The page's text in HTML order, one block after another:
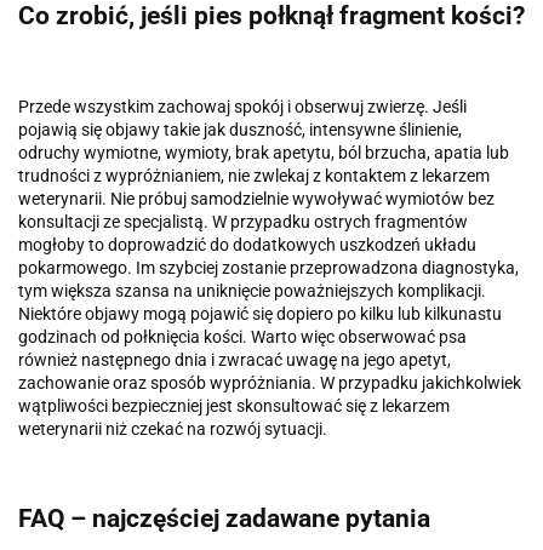
Co zrobić, jeśli pies połknął fragment kości?
Przede wszystkim zachowaj spokój i obserwuj zwierzę. Jeśli
pojawią się objawy takie jak duszność, intensywne ślinienie,
odruchy wymiotne, wymioty, brak apetytu, ból brzucha, apatia lub
trudności z wypróżnianiem, nie zwlekaj z kontaktem z lekarzem
weterynarii. Nie próbuj samodzielnie wywoływać wymiotów bez
konsultacji ze specjalistą. W przypadku ostrych fragmentów
mogłoby to doprowadzić do dodatkowych uszkodzeń układu
pokarmowego. Im szybciej zostanie przeprowadzona diagnostyka,
tym większa szansa na uniknięcie poważniejszych komplikacji.
Niektóre objawy mogą pojawić się dopiero po kilku lub kilkunastu
godzinach od połknięcia kości. Warto więc obserwować psa
również następnego dnia i zwracać uwagę na jego apetyt,
zachowanie oraz sposób wypróżniania. W przypadku jakichkolwiek
wątpliwości bezpieczniej jest skonsultować się z lekarzem
weterynarii niż czekać na rozwój sytuacji.
FAQ – najczęściej zadawane pytania